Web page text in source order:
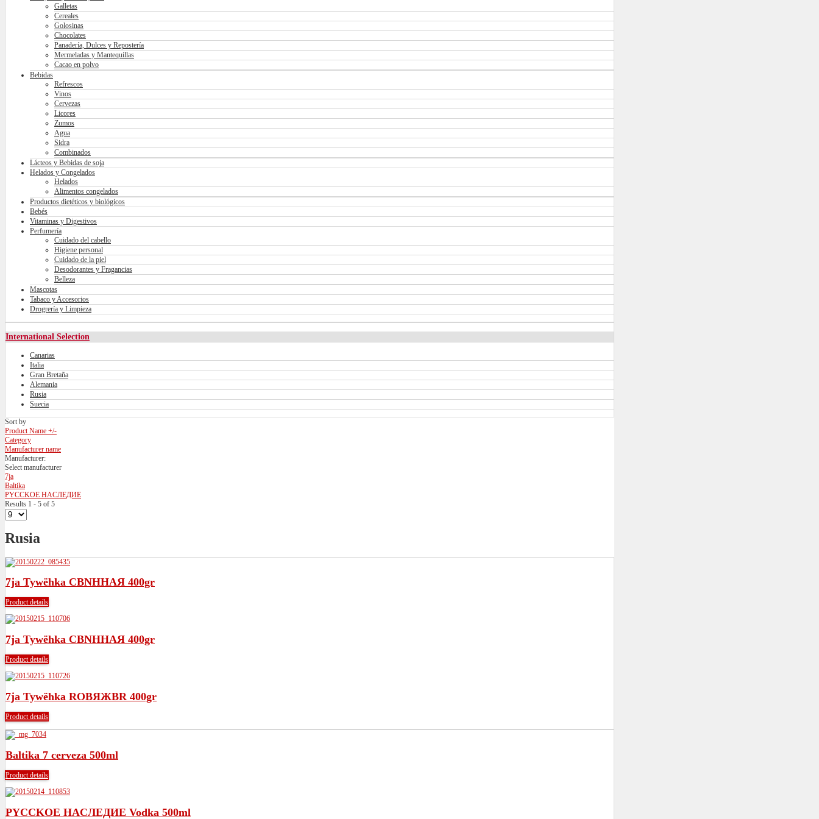
Galletas
Cereales
Golosinas
Chocolates
Panadería, Dulces y Repostería
Mermeladas y Mantequillas
Cacao en polvo
Bebidas
Refrescos
Vinos
Cervezas
Licores
Zumos
Agua
Sidra
Combinados
Lácteos y Bebidas de soja
Helados y Congelados
Helados
Alimentos congelados
Productos dietéticos y biológicos
Bebés
Vitaminas y Digestivos
Perfumería
Cuidado del cabello
Higiene personal
Cuidado de la piel
Desodorantes y Fragancias
Belleza
Mascotas
Tabaco y Accesorios
Drogrería y Limpieza
International Selection
Canarias
Italia
Gran Bretaña
Alemania
Rusia
Suecia
Sort by
Product Name +/-
Category
Manufacturer name
Manufacturer:
Select manufacturer
7ja
Baltika
PYCCKOE HACЛEДИE
Results 1 - 5 of 5
Rusia
7ja Tywëhka CBNHHAЯ 400gr
Product details
7ja Tywëhka CBNHHAЯ 400gr
Product details
7ja Tywëhka ROBЯЖBR 400gr
Product details
Baltika 7 cerveza 500ml
Product details
PYCCKOE HACЛEДИE Vodka 500ml